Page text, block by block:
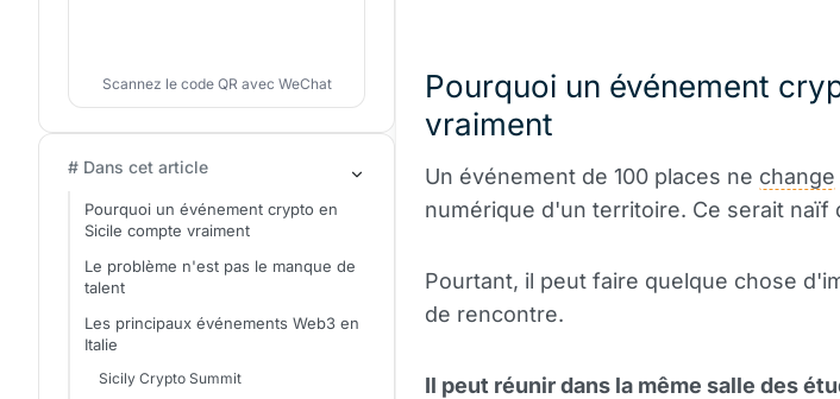
Pourquoi un événement
vraiment
Un événement de 100 places ne change
numérique d'un territoire. Ce serait naïf
Pourtant, il peut faire quelque chose
de rencontre.
Il peut réunir dans la même salle des
Scannez le code QR avec WeChat
# Dans cet article
Pourquoi un événement crypto en
Sicile compte vraiment
Le problème n'est pas le manque de
talent
Les principaux événements Web3 en
Italie
Sicily Crypto Summit